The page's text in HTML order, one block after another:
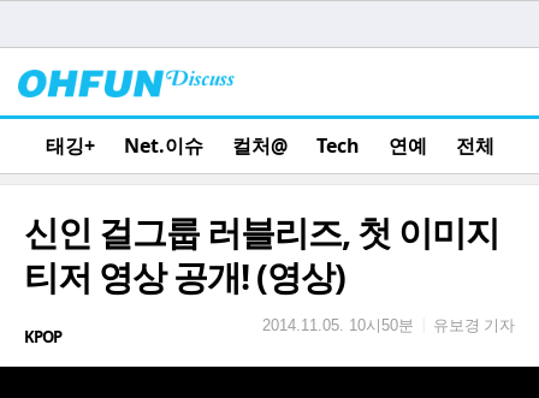
태깅+ Net.이슈 컬처@ Tech 연예 전체
신인 걸그룹 러블리즈, 첫 이미지
티저 영상 공개! (영상)
KPOP
2014.11.05. 10시50분 유보경 기자